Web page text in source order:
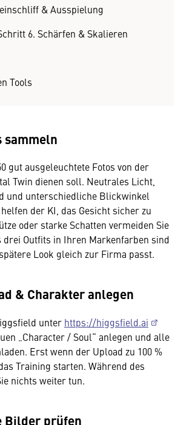
& Ausspielung
6. Schärfen & Skalieren
Tools
sammeln
gut ausgeleuchtete Fotos von der
Twin dienen soll. Neutrales Licht,
und unterschiedliche Blickwinkel
der KI, das Gesicht sicher zu
oder starke Schatten vermeiden Sie
drei Outfits in Ihren Markenfarben sind
Look gleich zur Firma passt.
& Charakter anlegen
unter https://higgsfield.ai
„Character / Soul“ anlegen und alle
Erst wenn der Upload zu 100 %
Training starten. Während des
nichts weiter tun.
Bilder prüfen